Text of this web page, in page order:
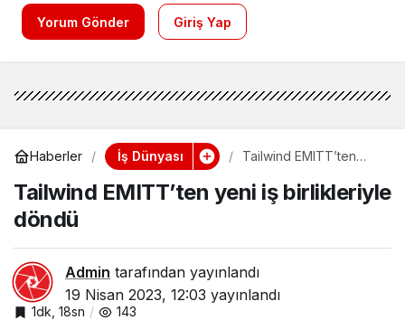
Yorum Gönder Giriş Yap
Haberler İş Dünyası
Tailwind EMITT’ten
döndü
Tailwind EMITT’ten yeni iş birlikleriyle
döndü
Admin tarafından yayınlandı
19 Nisan 2023, 12:03 yayınlandı
1dk, 18sn 143